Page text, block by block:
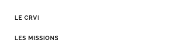
LE CRVI
LES MISSIONS